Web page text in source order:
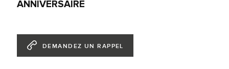
ANNIVERSAIRE
DEMANDEZ UN RAPPEL